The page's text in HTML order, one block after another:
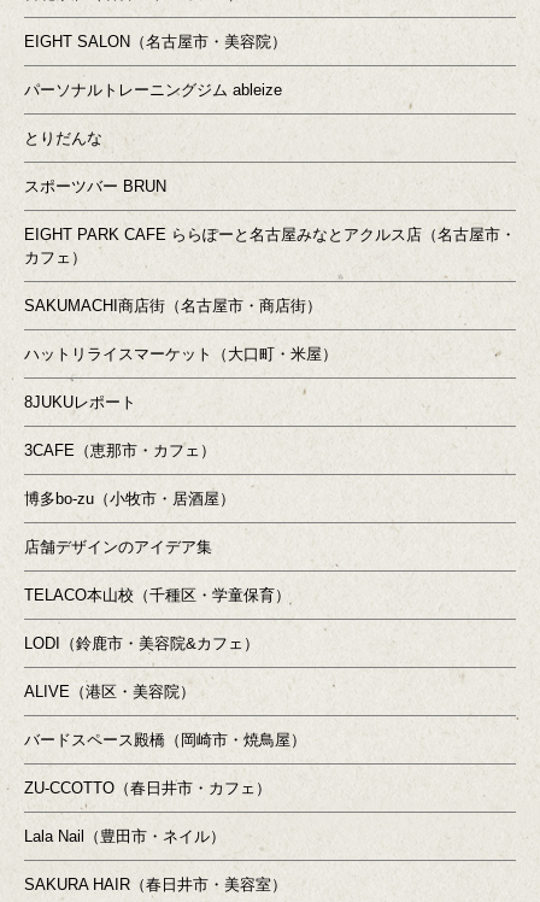
EIGHT SALON（名古屋市・美容院）
パーソナルトレーニングジム ableize
とりだんな
スポーツバー BRUN
EIGHT PARK CAFE ららぽーと名古屋みなとアクルス店（名古屋市・
カフェ）
SAKUMACHI商店街（名古屋市・商店街）
ハットリライスマーケット（大口町・米屋）
8JUKUレポート
3CAFE（恵那市・カフェ）
博多bo-zu（小牧市・居酒屋）
店舗デザインのアイデア集
TELACO本山校（千種区・学童保育）
LODI（鈴鹿市・美容院&カフェ）
ALIVE（港区・美容院）
バードスペース殿橋（岡崎市・焼鳥屋）
ZU-CCOTTO（春日井市・カフェ）
Lala Nail（豊田市・ネイル）
SAKURA HAIR（春日井市・美容室）